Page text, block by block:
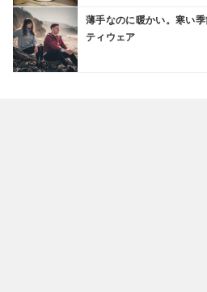
薄手なのに暖かい。寒い
ティウェア